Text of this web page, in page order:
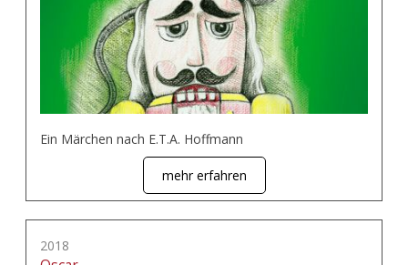
Ein Märchen nach E.T.A. Hoffmann
mehr erfahren
2018